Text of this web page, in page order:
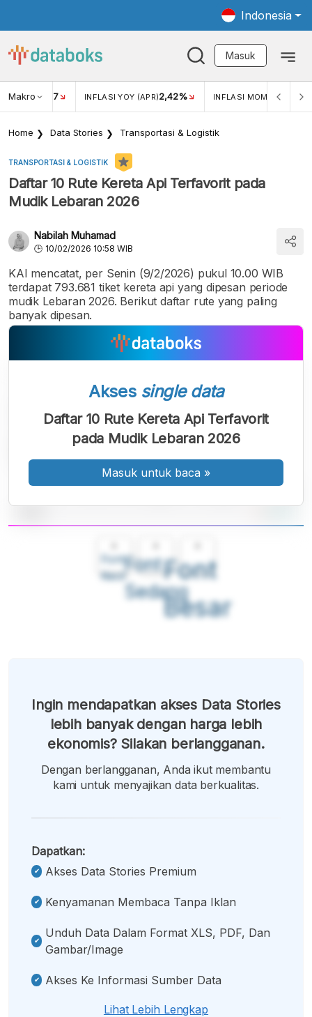
Indonesia
Masuk
Makro
USD/IDR 17 INFLASI YOY (APR)2,42% INFLASI MOM (MAR)
Home Data Stories Transportasi & Logistik
TRANSPORTASI & LOGISTIK
Daftar 10 Rute Kereta Api Terfavorit pada
Mudik Lebaran 2026
Nabilah Muhamad
10/02/2026 10:58 WIB
KAI mencatat, per Senin (9/2/2026) pukul 10.00 WIB
terdapat 793.681 tiket kereta api yang dipesan periode
mudik Lebaran 2026. Berikut daftar rute yang paling
banyak dipesan.
Font
Kecil
Font
Sedang
Font
Besar
Akses single data
Daftar 10 Rute Kereta Api Terfavorit
pada Mudik Lebaran 2026
Masuk untuk baca »
Ingin mendapatkan akses Data Stories
lebih banyak dengan harga lebih
ekonomis? Silakan berlangganan.
Dengan berlangganan, Anda ikut membantu
kami untuk menyajikan data berkualitas.
Dapatkan:
Akses Data Stories Premium
Kenyamanan Membaca Tanpa Iklan
Unduh Data Dalam Format XLS, PDF, Dan
Gambar/image
Akses Ke Informasi Sumber Data
Lihat Lebih Lengkap